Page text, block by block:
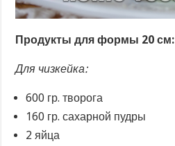
Продукты для формы 20 см:
Для чизкейка:
600 гр. творога
160 гр. сахарной пудры
2 яйца